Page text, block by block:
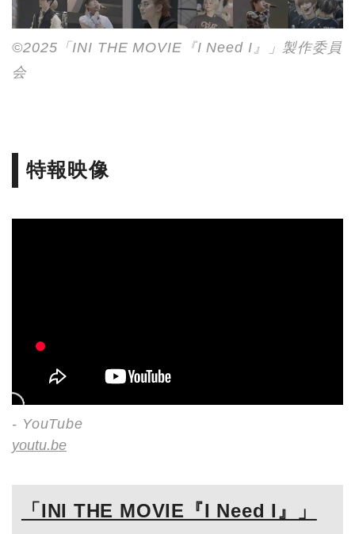
©2025「INI THE MOVIE『I Need I』」製作委員
会
特報映像
- YouTube
youtu.be
「INI THE MOVIE『I Need I』」